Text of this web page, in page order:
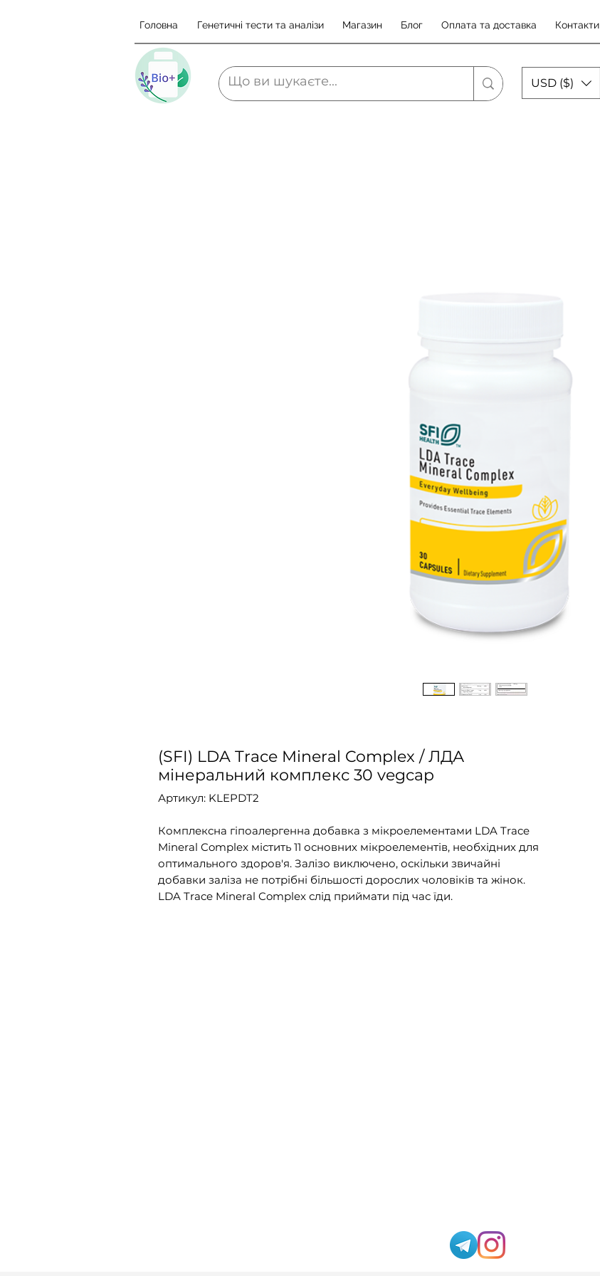
USD ($)
Головна Генетичні тести та аналізи Магазин Блог Оплата та доставка Контакти
(SFI) LDA Trace Mineral Complex / ЛДА
мінеральний комплекс 30 vegcap
Артикул: KLEPDT2
Комплексна гіпоалергенна добавка з мікроелементами LDA Trace
Mineral Complex містить 11 основних мікроелементів, необхідних для
оптимального здоров'я. Залізо виключено, оскільки звичайні
добавки заліза не потрібні більшості дорослих чоловіків та жінок.
LDA Trace Mineral Complex слід приймати під час їди.